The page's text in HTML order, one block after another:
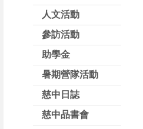
人文活動
參訪活動
助學金
暑期營隊活動
慈中日誌
慈中品書會